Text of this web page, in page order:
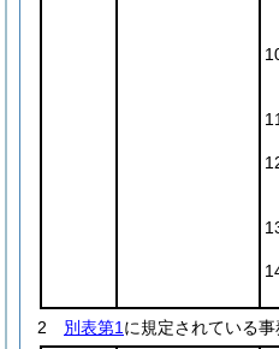
2 別表第1 に規定されている事